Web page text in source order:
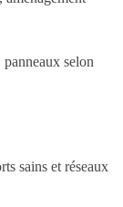
selon
sains et réseaux